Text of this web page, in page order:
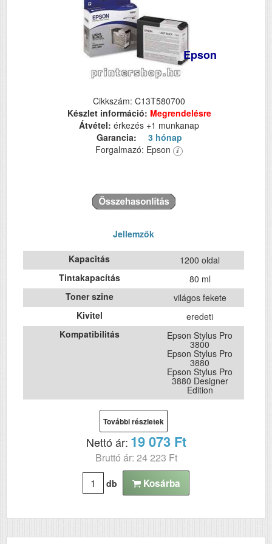
Epson
Cikkszám: C13T580700
Készlet információ: Megrendelésre
Átvétel: érkezés +1 munkanap
Garancia:
3 hónap
Forgalmazó: Epson
Jellemzők
Kapacitás
1200 oldal
Tintakapacítás
80 ml
Toner szine
világos fekete
Kivitel
eredeti
Kompatibilitás
Epson Stylus Pro
3800
Epson Stylus Pro
3880
Epson Stylus Pro
3880 Designer
Edition
További részletek
Nettó ár: 19 073 Ft
Bruttó ár: 24 223 Ft
db Kosárba